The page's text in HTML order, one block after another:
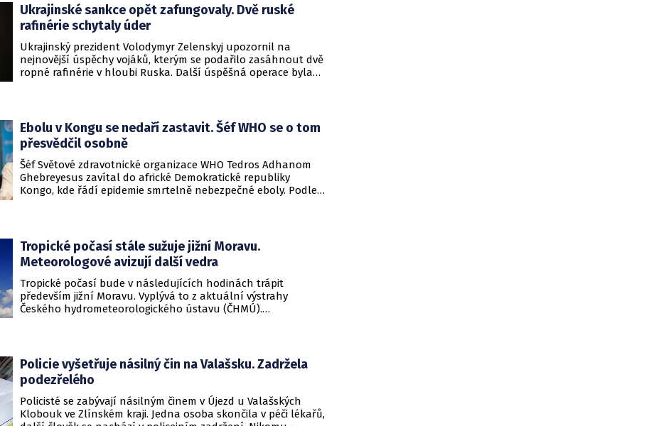
Ukrajinské sankce opět zafungovaly. Dvě ruské
rafinérie schytaly úder
Ukrajinský prezident Volodymyr Zelenskyj upozornil na
nejnovější úspěchy vojáků, kterým se podařilo zasáhnout dvě
ropné rafinérie v hloubi Ruska. Další úspěšná operace byla
Ebolu v Kongu se nedaří zastavit. Šéf WHO se o tom
přesvědčil osobně
Šéf Světové zdravotnické organizace WHO Tedros Adhanom
Ghebreyesus zavítal do africké Demokratické republiky
Kongo, kde řádí epidemie smrtelně nebezpečné eboly. Podle
Tropické počasí stále sužuje jižní Moravu.
Meteorologové avizují další vedra
Tropické počasí bude v následujících hodinách trápit
především jižní Moravu. Vyplývá to z aktuální výstrahy
Českého hydrometeorologického ústavu (ČHMÚ).
Policie vyšetřuje násilný čin na Valašsku. Zadržela
podezřelého
Policisté se zabývají násilným činem v Újezd u Valašských
Klobouk ve Zlínském kraji. Jedna osoba skončila v péči lékařů,